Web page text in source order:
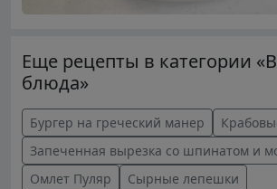
Еще рецепты в категории
блюда»
Бургер на греческий манер
Запеченная вырезка со шпинатом и
Омлет Пуляр
Сырные лепешки